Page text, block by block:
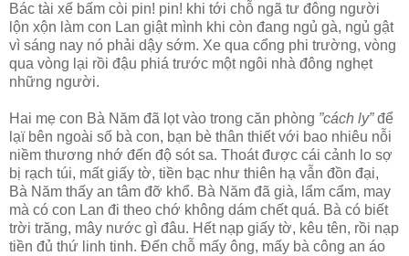
Bác tài xế bấm còi pin! pin! khi tới chỗ ngã tư đông người
lộn xộn làm con Lan giật mình khi còn đang ngủ gà, ngủ gật
vì sáng nay nó phải dậy sớm. Xe qua cổng phi trường, vòng
qua vòng lại rồi đậu phiá trước một ngôi nhà đông nghẹt
những người.
Hai mẹ con Bà Năm đã lọt vào trong căn phòng ”cách ly”để
lạï bên ngoài số bà con, bạn bè thân thiết với bao nhiêu nỗi
niềm thương nhớ đến độ sót sa. Thoát được cái cảnh lo sợ
bị rạch túi, mất giấy tờ, tiền bạc như thiên hạ vẫn đồn đại,
Bà Năm thấy an tâm đỡ khổ. Bà Năm đã già, lẩm cẩm, may
mà có con Lan đi theo chớ không dám chết quá. Bà có biết
trời trăng, mây nước gì đâu. Hết nạp giấy tờ, kêu tên, rồi nạp
tiền đủ thứ linh tinh. Đến chỗ mấy ông, mấy bà công an áo